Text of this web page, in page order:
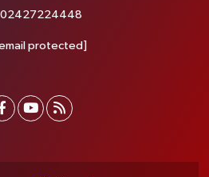
02427224448
protected]